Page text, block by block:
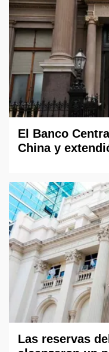
El Banco
China y
Las reservas